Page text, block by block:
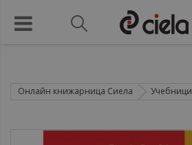
Онлайн книжарница Сиела Учебници